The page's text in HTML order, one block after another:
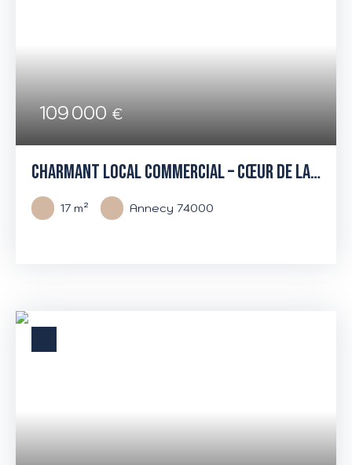
109 000€
CHARMANT LOCAL COMMERCIAL – CŒUR DE LA
VIEILLE VILLE D’ANNECY
17m² Annecy 74000